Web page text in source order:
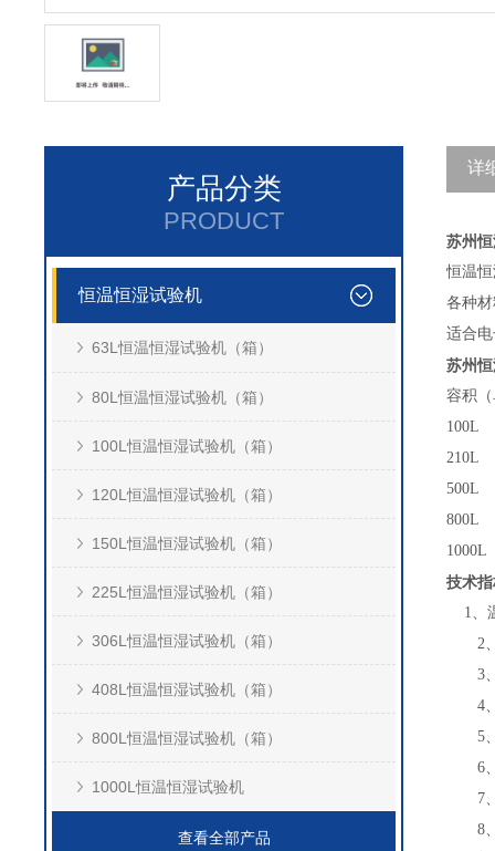
产品分类
PRODUCT
恒温恒湿试验机
63L恒温恒湿试验机（箱）
80L恒温恒湿试验机（箱）
100L恒温恒湿试验机（箱）
120L恒温恒湿试验机（箱）
150L恒温恒湿试验机（箱）
225L恒温恒湿试验机（箱）
306L恒温恒湿试验机（箱）
408L恒温恒湿试验机（箱）
800L恒温恒湿试验机（箱）
1000L恒温恒湿试验机
查看全部产品
详
苏州
恒温
各种
适合
苏州
容积
100L
210L
500L
800L
1000L
技术
1、
2、
3、
4、
5、
6、
7、
8、